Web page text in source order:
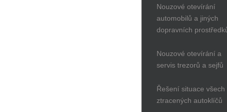
Nouzové otevírání
automobilů a jiných
dopravních
Nouzové otevírání a
servis trezorů a sejfů
Řešení situace všech
ztracených autoklíčů